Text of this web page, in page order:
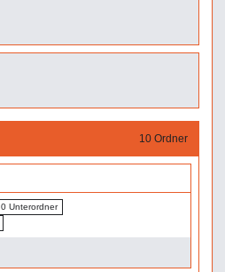
10 Ordner
0 Unterordner